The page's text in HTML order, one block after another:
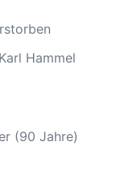
Hammel
(90 Jahre)